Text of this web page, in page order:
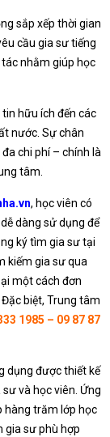
sắp xếp thời gian
cầu gia sư tiếng
nhằm giúp học
hữu ích đến các
nước. Sự chân
chi phí – chính là
tâm.
, học viên có
dàng sử dụng để
ký tìm gia sư tại
kiếm gia sư qua
một cách đơn
biệt, Trung tâm
1985 – 09 87 87
dụng được thiết kế
và học viên. Ứng
hàng trăm lớp học
gia sư phù hợp